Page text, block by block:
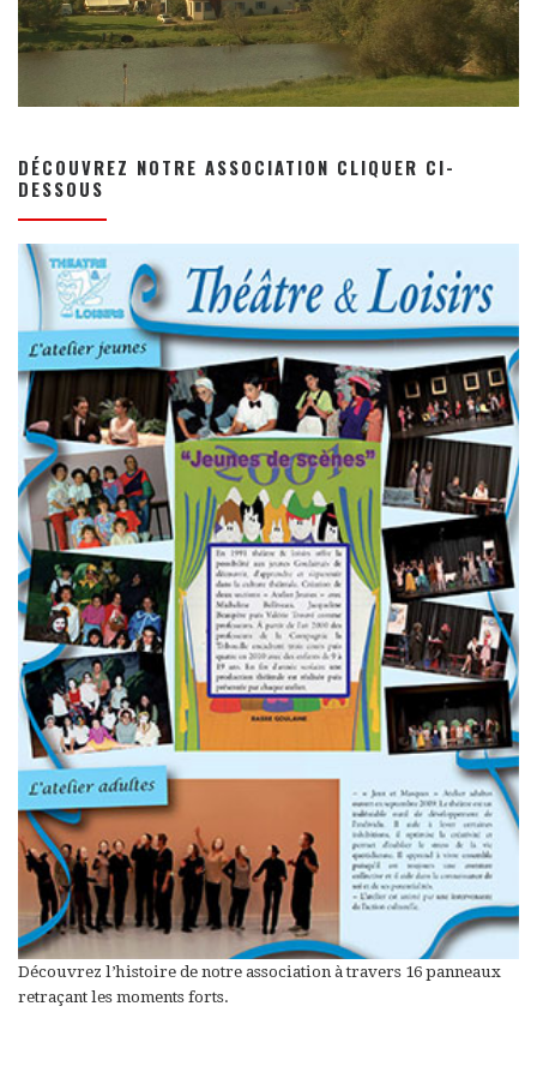
DÉCOUVREZ NOTRE ASSOCIATION CLIQUER CI-
DESSOUS
Découvrez l’histoire de notre association à travers 16 panneaux
retraçant les moments forts.